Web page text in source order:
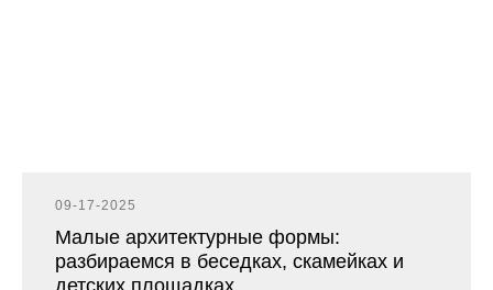
09-17-2025
Малые архитектурные формы:
разбираемся в беседках, скамейках и